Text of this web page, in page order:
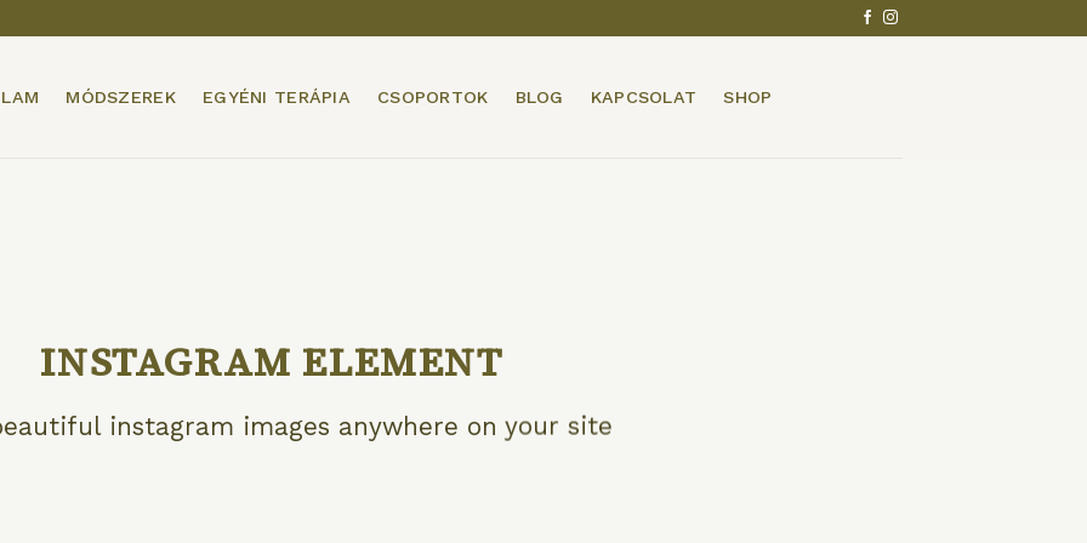
MÓDSZEREK EGYÉNI TERÁPIA CSOPORTOK BLOG KAPCSOLAT SHOP
INSTAGRAM ELEMENT
instagram images anywhere on your site